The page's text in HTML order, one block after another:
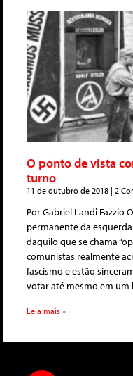
O ponto de vista
turno
11 de outubro de 2018 2
Por Gabriel Landi Fazzio
permanente da
daquilo que se chama
comunistas realmente
fascismo e estão
votar até mesmo em um
Leia mais »